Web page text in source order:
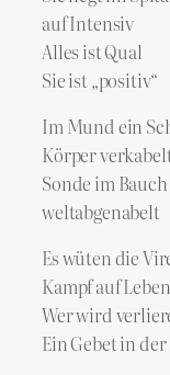
auf Intensiv
Alles ist Qual
Sie ist „positiv“
Im Mund ein
Körper
Sonde im Bauch
weltabgenabelt
Es wüten die
Kampf auf
Wer wird
Ein Gebet in